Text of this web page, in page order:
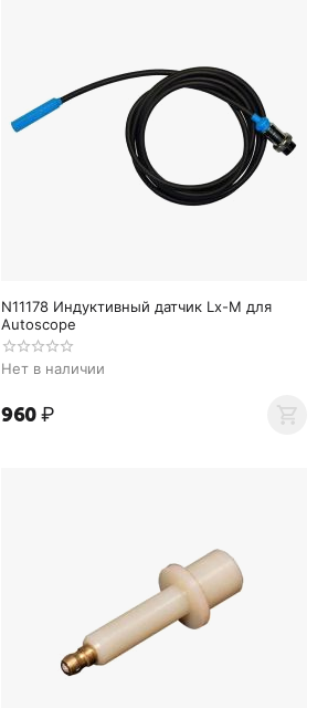
N11178 Индуктивный датчик Lx-M для
Autoscope
Нет в наличии
‍960‍₽